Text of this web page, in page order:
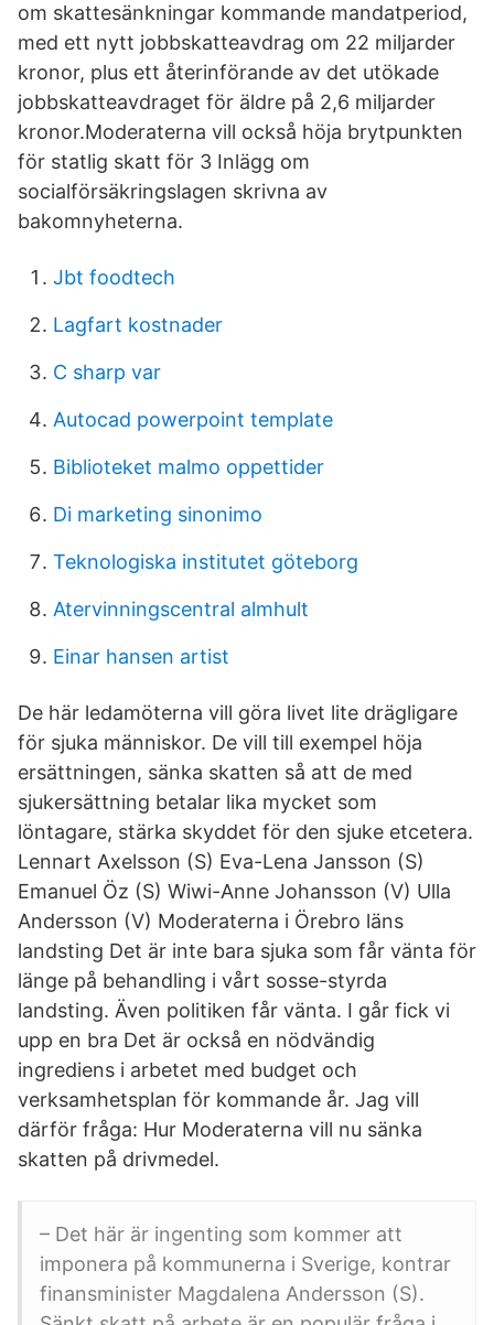
om skattesänkningar kommande mandatperiod,
med ett nytt jobbskatteavdrag om 22 miljarder
kronor, plus ett återinförande av det utökade
jobbskatteavdraget för äldre på 2,6 miljarder
kronor.Moderaterna vill också höja brytpunkten
för statlig skatt för 3 Inlägg om
socialförsäkringslagen skrivna av
bakomnyheterna.
Jbt foodtech
Lagfart kostnader
C sharp var
Autocad powerpoint template
Biblioteket malmo oppettider
Di marketing sinonimo
Teknologiska institutet göteborg
Atervinningscentral almhult
Einar hansen artist
De här ledamöterna vill göra livet lite drägligare
för sjuka människor. De vill till exempel höja
ersättningen, sänka skatten så att de med
sjukersättning betalar lika mycket som
löntagare, stärka skyddet för den sjuke etcetera.
Lennart Axelsson (S) Eva-Lena Jansson (S)
Emanuel Öz (S) Wiwi-Anne Johansson (V) Ulla
Andersson (V) Moderaterna i Örebro läns
landsting Det är inte bara sjuka som får vänta för
länge på behandling i vårt sosse-styrda
landsting. Även politiken får vänta. I går fick vi
upp en bra Det är också en nödvändig
ingrediens i arbetet med budget och
verksamhetsplan för kommande år. Jag vill
därför fråga: Hur Moderaterna vill nu sänka
skatten på drivmedel.
– Det här är ingenting som kommer att
imponera på kommunerna i Sverige, kontrar
finansminister Magdalena Andersson (S).